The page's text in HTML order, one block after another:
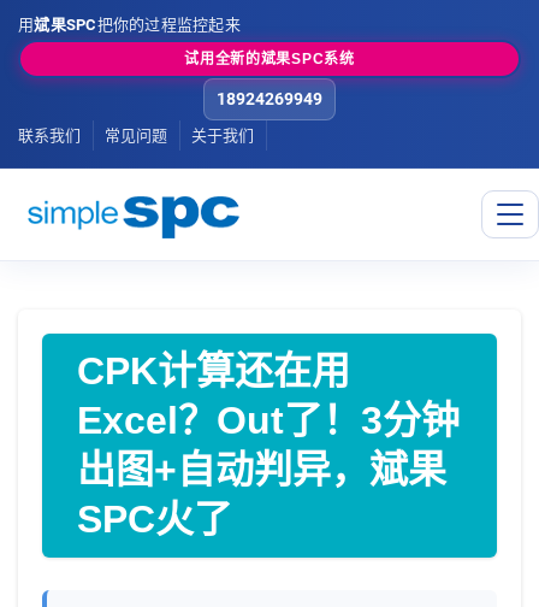
用斌果SPC把你的过程监控起来
试用全新的斌果SPC系统
18924269949
联系我们 常见问题 关于我们
CPK计算还在用
Excel？Out了！3分钟
出图+自动判异，斌果
SPC火了